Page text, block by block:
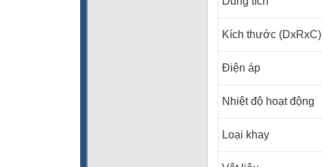
Kích thước (DxRxC)
Điện áp
Nhiệt độ hoạt động
Loại khay